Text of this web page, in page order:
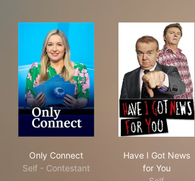
Only Connect
Self - Contestant
Have I Got News
for You